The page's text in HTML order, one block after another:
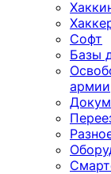
Софт
Базы
армии